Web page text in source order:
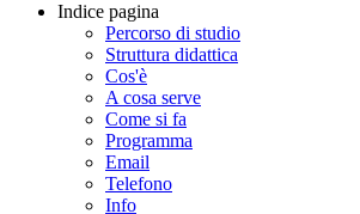
Indice pagina
Percorso di studio
Struttura didattica
Cos'è
A cosa serve
Come si fa
Programma
Email
Telefono
Info